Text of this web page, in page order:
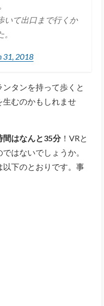
いて出口まで行くか
31, 2018
ンタンを持って歩くと
生むのかもしれませ
間はなんと35分！VRと
はないでしょうか。
下のとおりです。事